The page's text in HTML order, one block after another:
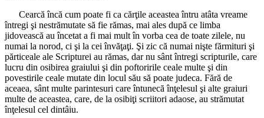
Cearcă încă cum poate fi ca cărţile aceastea întru atâta vreame
întregi şi nestrămutate să fie rămas, mai ales după ce limba
jidovească au încetat a fi mai mult în vorba cea de toate zilele, nu
numai la norod, ci şi la cei învăţaţi. Şi zic că numai nişte fărmituri şi
părticeale ale Scripturei au rămas, dar nu sânt întregi scripturile, care
lucru din osibirea graiului şi din poftoririle ceale multe şi din
povestirile ceale mutate din locul său să poate judeca. Fără de
aceaea, sânt multe parintesuri care întunecă înţelesul şi alte graiuri
multe de aceastea, care, de la osibiţi scriitori adaose, au strămutat
înţelesul cel dintâiu.